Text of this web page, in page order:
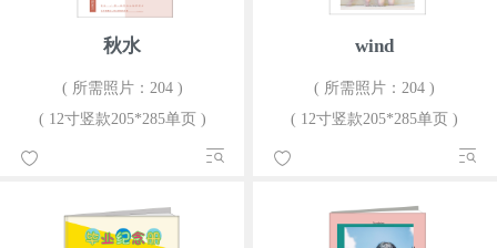
秋水
( 所需照片：204 )
( 12寸竖款205*285单页 )
wind
( 所需照片：204 )
( 12寸竖款205*285单页 )